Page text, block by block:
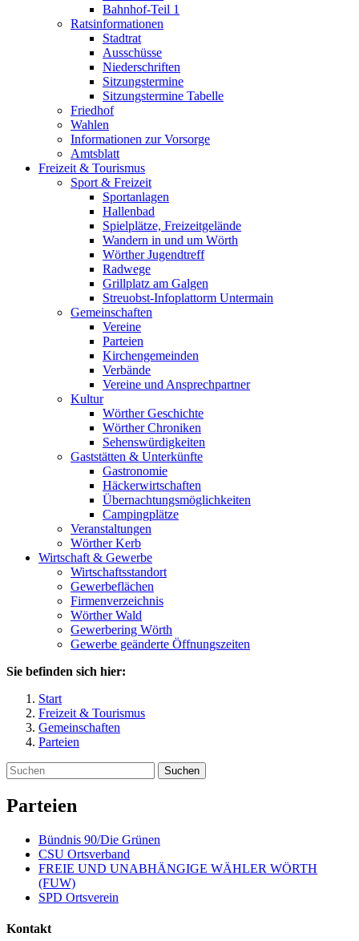
Bahnhof-Teil 1
Ratsinformationen
Stadtrat
Ausschüsse
Niederschriften
Sitzungstermine
Sitzungstermine Tabelle
Friedhof
Wahlen
Informationen zur Vorsorge
Amtsblatt
Freizeit & Tourismus
Sport & Freizeit
Sportanlagen
Hallenbad
Spielplätze, Freizeitgelände
Wandern in und um Wörth
Wörther Jugendtreff
Radwege
Grillplatz am Galgen
Streuobst-Infoplattorm Untermain
Gemeinschaften
Vereine
Parteien
Kirchengemeinden
Verbände
Vereine und Ansprechpartner
Kultur
Wörther Geschichte
Wörther Chroniken
Sehenswürdigkeiten
Gaststätten & Unterkünfte
Gastronomie
Häckerwirtschaften
Übernachtungsmöglichkeiten
Campingplätze
Veranstaltungen
Wörther Kerb
Wirtschaft & Gewerbe
Wirtschaftsstandort
Gewerbeflächen
Firmenverzeichnis
Wörther Wald
Gewerbering Wörth
Gewerbe geänderte Öffnungszeiten
Sie befinden sich hier:
Start
Freizeit & Tourismus
Gemeinschaften
Parteien
Suchen
Parteien
Bündnis 90/Die Grünen
CSU Ortsverband
FREIE UND UNABHÄNGIGE WÄHLER WÖRTH
(FUW)
SPD Ortsverein
Kontakt